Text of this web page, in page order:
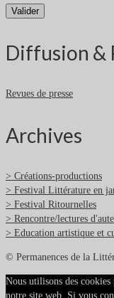
Diffusion &
Revues de presse
Archives
> Créations-productions
> Festival Littérature en
> Festival Ritournelles
> Rencontre/lectures
> Education artistique et
© Permanences de la
Nous utilisons des
notre site web. Si vous